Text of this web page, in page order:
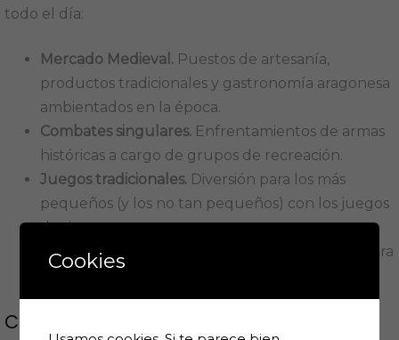
todo el día:
Mercado Medieval. Puestos de artesanía,
productos tradicionales y gastronomía aragonesa
ambientados en la época.
Combates singulares. Enfrentamientos de armas
históricas a cargo de grupos de recreación.
Juegos tradicionales. Diversión para los más
pequeños (y los no tan pequeños) con los juegos
de siempre.
Tiro con arco.
Demostraciones y participación para
Concurso de Decoración Medieval de
Cookies